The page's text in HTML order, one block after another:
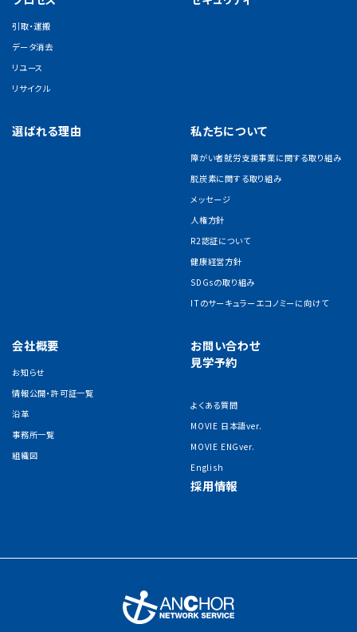
引取・運搬
データ消去
リユース
リサイクル
選ばれる理由 私たちについて
障がい者就労支援事業に関する取り組み
脱炭素に関する取り組み
メッセージ
人権方針
R2認証について
健康経営方針
SDGsの取り組み
ITのサーキュラーエコノミーに向けて
会社概要
お知らせ
情報公開・許可証一覧
沿革
事務所一覧
組織図
お問い合わせ
見学予約
よくある質問
MOVIE 日本語ver.
MOVIE ENGver.
English
採用情報